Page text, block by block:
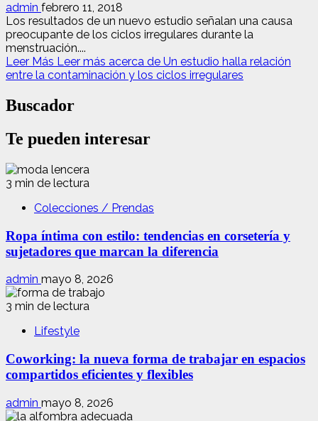
admin febrero 11, 2018
Los resultados de un nuevo estudio señalan una causa
preocupante de los ciclos irregulares durante la
menstruación....
Leer Más Leer más acerca de Un estudio halla relación
entre la contaminación y los ciclos irregulares
Buscador
Te pueden interesar
3 min de lectura
Colecciones / Prendas
Ropa íntima con estilo: tendencias en corsetería y
sujetadores que marcan la diferencia
admin mayo 8, 2026
3 min de lectura
Lifestyle
Coworking: la nueva forma de trabajar en espacios
compartidos eficientes y flexibles
admin mayo 8, 2026